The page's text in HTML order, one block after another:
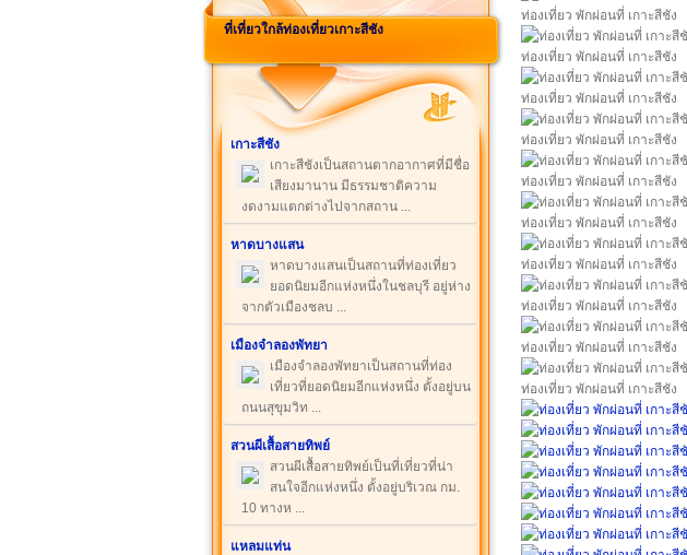
ที่เที่ยวใกล้ท่องเที่ยวเกาะสีชัง
เกาะสีชัง
เกาะสีชังเป็นสถานตากอากาศที่มีชื่อ
เสียงมานาน มีธรรมชาติความ
งดงามแตกต่างไปจากสถาน ...
หาดบางแสน
หาดบางแสนเป็นสถานที่ท่องเที่ยว
ยอดนิยมอีกแห่งหนึ่งในชลบุรี อยู่ห่าง
จากตัวเมืองชลบ ...
เมืองจำลองพัทยา
เมืองจำลองพัทยาเป็นสถานที่ท่อง
เที่ยวที่ยอดนิยมอีกแห่งหนึ่ง ตั้งอยู่บน
ถนนสุขุมวิท ...
สวนผีเสื้อสายทิพย์
สวนผีเสื้อสายทิพย์เป็นที่เที่ยวที่น่า
สนใจอีกแห่งหนึ่ง ตั้งอยู่บริเวณ กม.
10 ทางห ...
แหลมแท่น
ท่องเที่ยว พักผ่อนที่ เกาะสีชัง
ท่องเที่ยว พักผ่อนที่ เกาะสีชัง
ท่องเที่ยว พักผ่อนที่ เกาะสีชัง
ท่องเที่ยว พักผ่อนที่ เกาะสีชัง
ท่องเที่ยว พักผ่อนที่ เกาะสีชัง
ท่องเที่ยว พักผ่อนที่ เกาะสีชัง
ท่องเที่ยว พักผ่อนที่ เกาะสีชัง
ท่องเที่ยว พักผ่อนที่ เกาะสีชัง
ท่องเที่ยว พักผ่อนที่ เกาะสีชัง
ท่องเที่ยว พักผ่อนที่ เกาะสีชัง